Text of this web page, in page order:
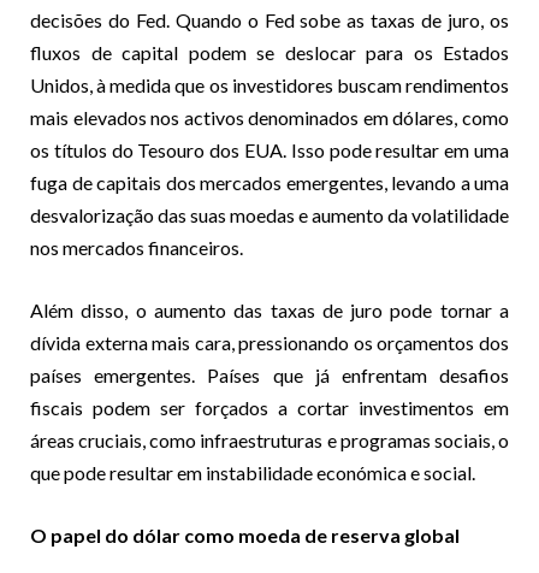
decisões do Fed. Quando o Fed sobe as taxas de juro, os
fluxos de capital podem se deslocar para os Estados
Unidos, à medida que os investidores buscam rendimentos
mais elevados nos activos denominados em dólares, como
os títulos do Tesouro dos EUA. Isso pode resultar em uma
fuga de capitais dos mercados emergentes, levando a uma
desvalorização das suas moedas e aumento da volatilidade
nos mercados financeiros.
Além disso, o aumento das taxas de juro pode tornar a
dívida externa mais cara, pressionando os orçamentos dos
países emergentes. Países que já enfrentam desafios
fiscais podem ser forçados a cortar investimentos em
áreas cruciais, como infraestruturas e programas sociais, o
que pode resultar em instabilidade económica e social.
O papel do dólar como moeda de reserva global